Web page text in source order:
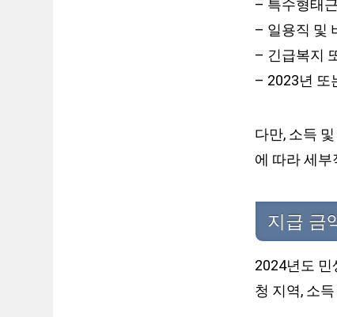
– 특수형태
– 일용직 및
– 긴급복지
– 2023년 또
다만, 소득
에 따라 세
지급 금
2024년도 민
청 지역, 소